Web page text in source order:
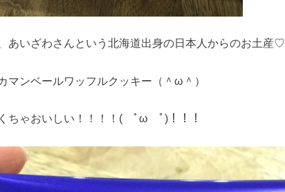
あいざわさんという北海道出身の日本人からのお土産♡
マンベールワッフルクッキー（＾ ω ＾）
ちゃおいしい！！！！( ﾟω ﾟ)！！！